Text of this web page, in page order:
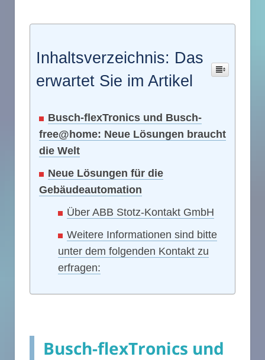
Inhaltsverzeichnis: Das
erwartet Sie im Artikel
Busch-flexTronics und Busch-
free@home: Neue Lösungen braucht
die Welt
Neue Lösungen für die
Gebäudeautomation
Über ABB Stotz-Kontakt GmbH
Weitere Informationen sind bitte
unter dem folgenden Kontakt zu
erfragen:
Busch-flexTronics und